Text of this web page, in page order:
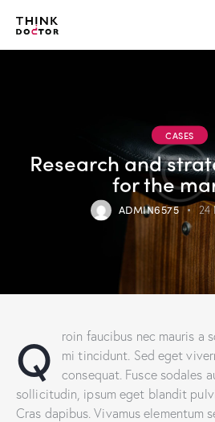
CASES
Research and
for the
ADMIN6575 24
Q
roin faucibus nec mauris a
mi tincidunt. Sed eget
consequat. Fusce sodales
sollicitudin, ipsum eget blandit
Cras dapibus. Vivamus elementum